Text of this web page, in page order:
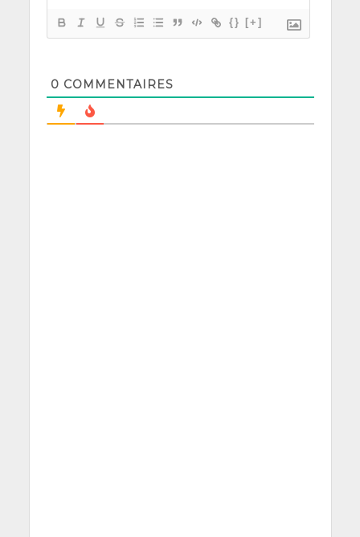
{} [+]
0 COMMENTAIRES